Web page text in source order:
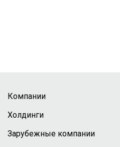
Компании
Холдинги
Зарубежные компании